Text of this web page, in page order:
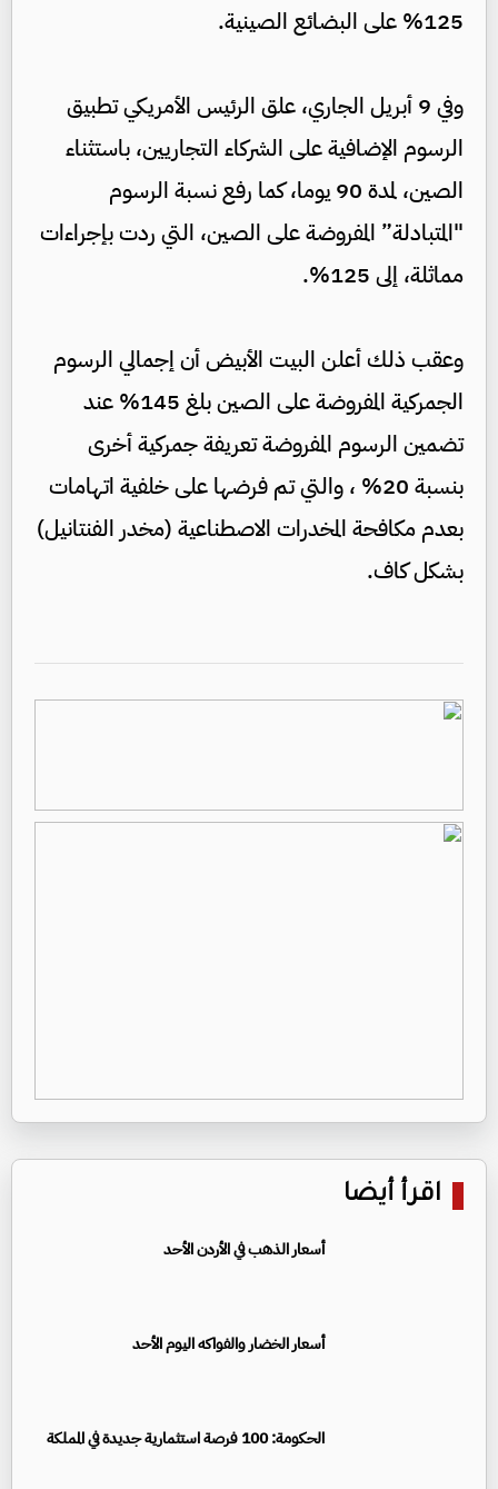
125% على البضائع الصينية.
وفي 9 أبريل الجاري، علق الرئيس الأمريكي تطبيق
الرسوم الإضافية على الشركاء التجاريين، باستثناء
الصين، لمدة 90 يوما، كما رفع نسبة الرسوم
"المتبادلة” المفروضة على الصين، التي ردت بإجراءات
مماثلة، إلى 125%.
وعقب ذلك أعلن البيت الأبيض أن إجمالي الرسوم
الجمركية المفروضة على الصين بلغ 145% عند
تضمين الرسوم المفروضة تعريفة جمركية أخرى
بنسبة 20% ، والتي تم فرضها على خلفية اتهامات
بعدم مكافحة المخدرات الاصطناعية (مخدر الفنتانيل)
بشكل كاف.
اقرأ أيضا
أسعار الذهب في الأردن الأحد
أسعار الخضار والفواكه اليوم الأحد
الحكومة: 100 فرصة استثمارية جديدة في المملكة